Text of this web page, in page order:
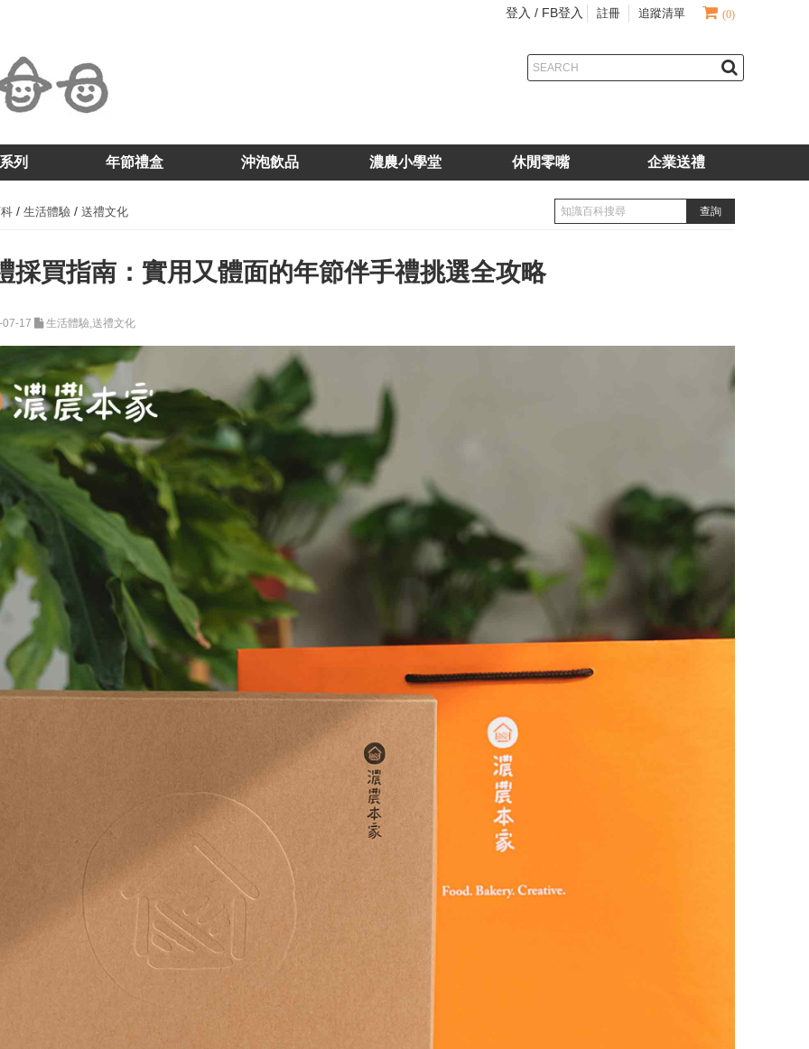
(0)
登入 / FB登入 註冊 追蹤清單
列 年節禮盒 沖泡飲品 濃農小學堂 休閒零嘴 企業送禮
/生活體驗 /送禮文化
採買指南：實用又體面的年節伴手禮挑選全攻略
07-17 生活體驗,送禮文化